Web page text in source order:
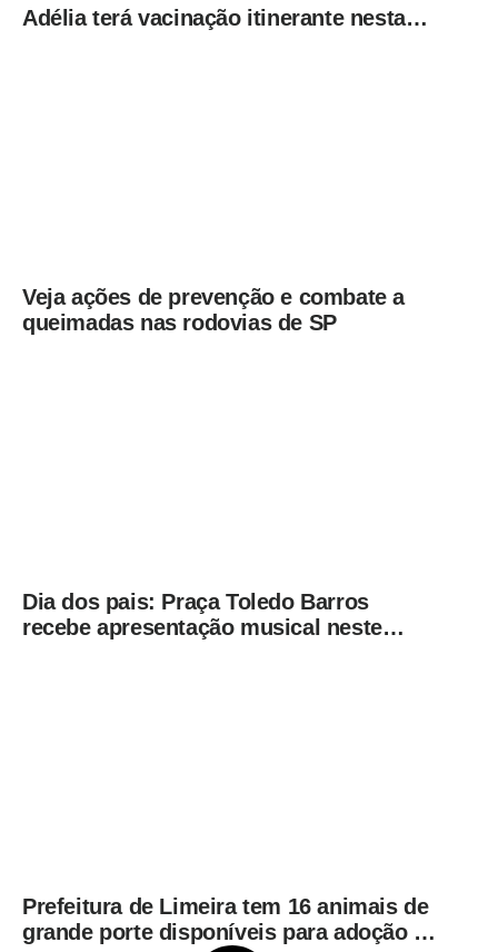
Adélia terá vacinação itinerante nesta
Veja ações de prevenção e combate a
queimadas nas rodovias de SP
Dia dos pais: Praça Toledo Barros
recebe apresentação musical neste
Prefeitura de Limeira tem 16 animais de
grande porte disponíveis para adoção no